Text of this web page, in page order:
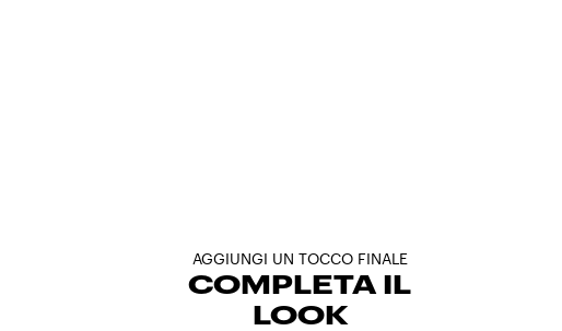
AGGIUNGI UN TOCCO FINALE
COMPLETA IL
LOOK